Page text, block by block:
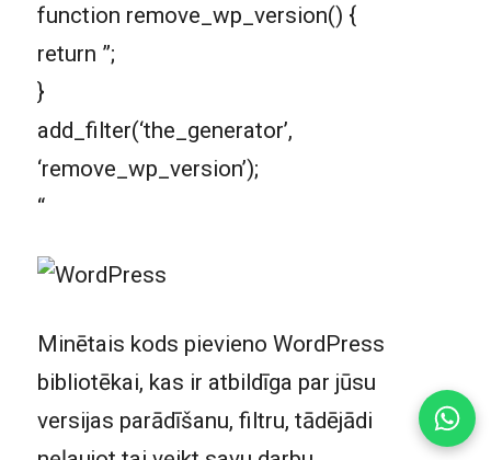
function remove_wp_version() {
return ”;
}
add_filter(‘the_generator’,
‘remove_wp_version’);
“
Minētais kods pievieno WordPress
bibliotēkai, kas ir atbildīga par jūsu
versijas parādīšanu, filtru, tādējādi